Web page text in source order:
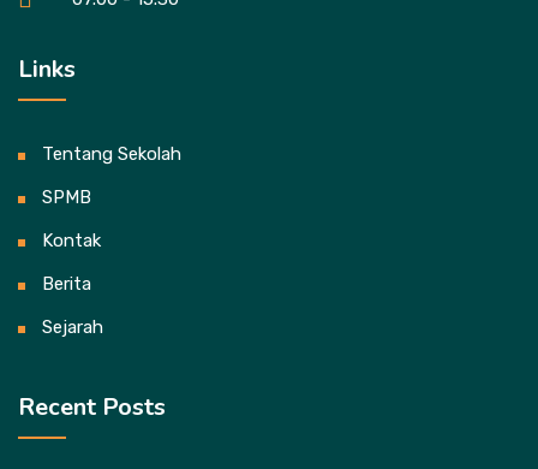
Links
Tentang Sekolah
SPMB
Kontak
Berita
Sejarah
Recent Posts